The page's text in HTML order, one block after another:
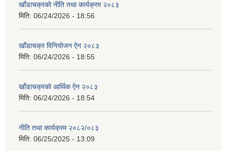
खाँडाचक्रको नीति तथा कार्यक्रम २०८३
मिति: 06/24/2026 - 18:56
खाँडाचक्र विनियोजन ऐन २०८३
मिति: 06/24/2026 - 18:55
खाँडाचक्रको आर्थिक ऐन २०८३
मिति: 06/24/2026 - 18:54
नीति तथा कार्यक्रम २०८२/०८३
मिति: 06/25/2025 - 13:09